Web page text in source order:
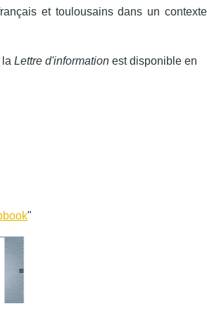
et toulousains dans un contexte
la Lettre d'information est disponible en
"